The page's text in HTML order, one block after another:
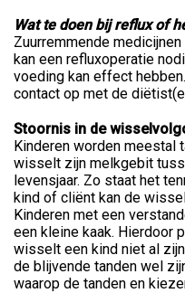
Wat te doen bij reflux of
Zuurremmende
kan een refluxoperatie
voeding kan effect
contact op met de
Stoornis in de
Kinderen worden meestal
wisselt zijn melkgebit
levensjaar. Zo staat het
kind of cliënt kan de
Kinderen met een
een kleine kaak. Hierdoor
wisselt een kind niet al
de blijvende tanden wel
waarop de tanden en